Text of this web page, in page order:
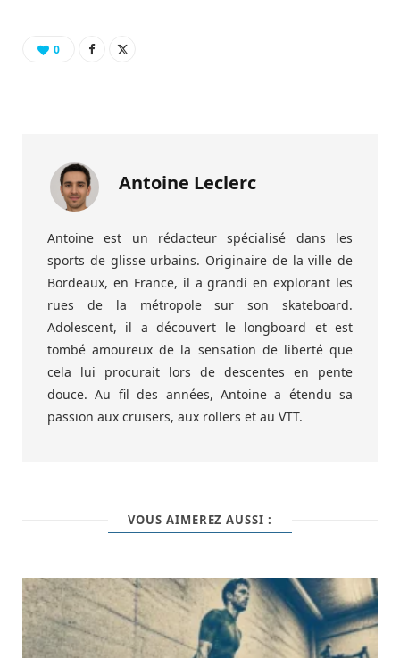
0
Antoine Leclerc
Antoine est un rédacteur spécialisé dans les
sports de glisse urbains. Originaire de la ville de
Bordeaux, en France, il a grandi en explorant les
rues de la métropole sur son skateboard.
Adolescent, il a découvert le longboard et est
tombé amoureux de la sensation de liberté que
cela lui procurait lors de descentes en pente
douce. Au fil des années, Antoine a étendu sa
passion aux cruisers, aux rollers et au VTT.
VOUS AIMEREZ AUSSI :